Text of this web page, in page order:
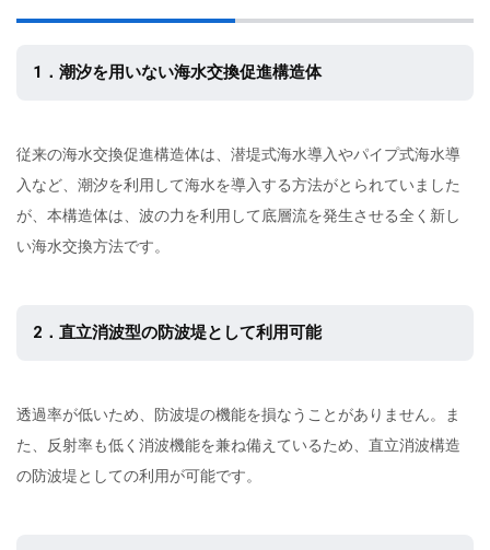
1．潮汐を用いない海水交換促進構造体
従来の海水交換促進構造体は、潜堤式海水導入やパイプ式海水導
入など、潮汐を利用して海水を導入する方法がとられていました
が、本構造体は、波の力を利用して底層流を発生させる全く新し
い海水交換方法です。
2．直立消波型の防波堤として利用可能
透過率が低いため、防波堤の機能を損なうことがありません。ま
た、反射率も低く消波機能を兼ね備えているため、直立消波構造
の防波堤としての利用が可能です。